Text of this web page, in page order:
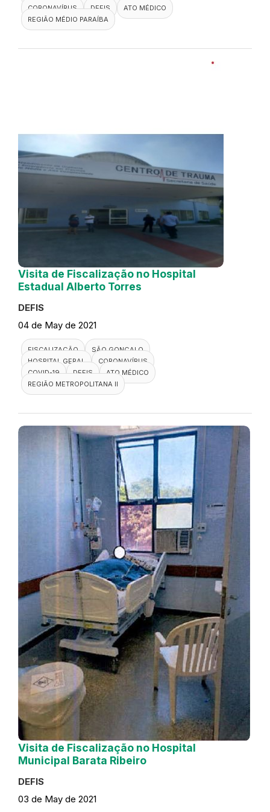
CORONAVÍRUS
DEFIS
ATO MÉDICO
REGIÃO MÉDIO PARAÍBA
Visita de Fiscalização no Hospital
Estadual Alberto Torres
DEFIS
04 de May de 2021
FISCALIZAÇÃO
SÃO GONÇALO
HOSPITAL GERAL
CORONAVÍRUS
COVID-19
DEFIS
ATO MÉDICO
REGIÃO METROPOLITANA II
Visita de Fiscalização no Hospital
Municipal Barata Ribeiro
DEFIS
03 de May de 2021